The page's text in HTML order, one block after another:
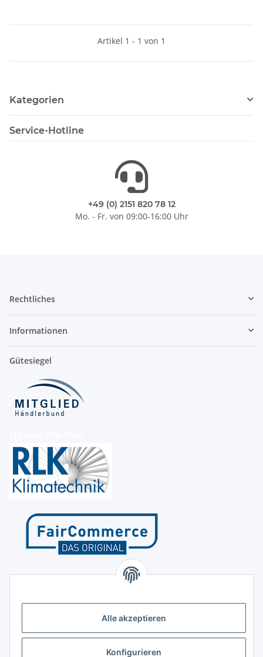
Alle akzeptieren
Konfigurieren
Artikel 1 - 1 von 1
Kategorien
Service-Hotline
+49 (0) 2151 820 78 12
Mo. - Fr. von 09:00-16:00 Uhr
Rechtliches
Informationen
Gütesiegel